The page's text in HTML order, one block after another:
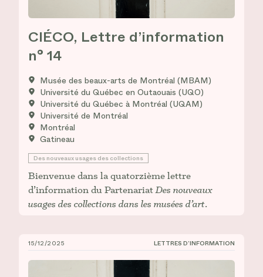
CIÉCO, Lettre d’information
n° 14
Musée des beaux-arts de Montréal (MBAM)
Université du Québec en Outaouais (UQO)
Université du Québec à Montréal (UQAM)
Université de Montréal
Montréal
Gatineau
Des nouveaux usages des collections
Bienvenue dans la quatorzième lettre
d’information du PartenariatDes nouveaux
usages des collections dans les musées d’art.
CIÉCO, Lettre d’information n° 13
15/12/2025 LETTRES D’INFORMATION